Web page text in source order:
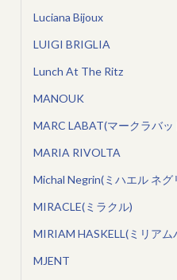
Luciana Bijoux
LUIGI BRIGLIA
Lunch At The Ritz
MANOUK
MARC LABAT(マークラバッ
MARIA RIVOLTA
Michal Negrin(ミハエル ネグ
MIRACLE(ミラクル)
MIRIAM HASKELL(ミリアム
MJENT